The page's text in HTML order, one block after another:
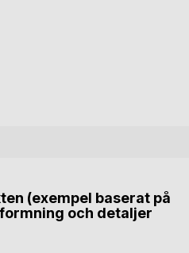
(exempel baserat på
och detaljer